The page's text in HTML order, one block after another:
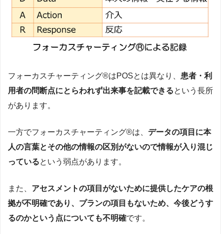
フォーカスチャーティング®はPOSとは異なり、 患者・利
用者の問断点にとらわれず出来事を記載できるという長所
があります。
一方でフォーカスチャーティング®は、 データの項目に本
人の言葉とその他の情報の区別がないので情報が入り混じ
っているという弱点があります。
また、 アセスメントの項目がないために提供したケアの根
拠が不明確であり、プランの項目もないため、今後どうす
るのかという点についても不明確です。